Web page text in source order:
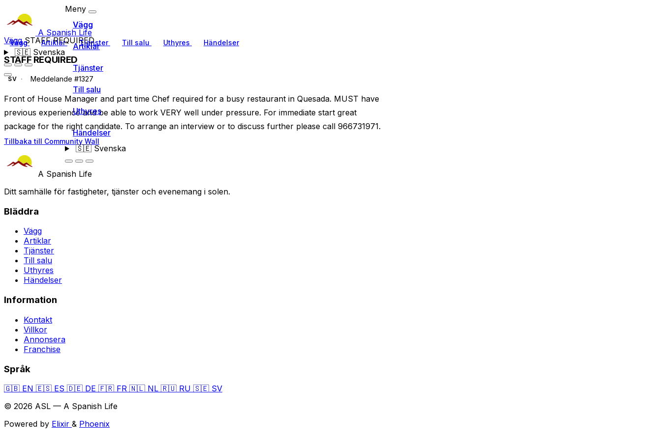
A Spanish Life
Vägg Artiklar Tjänster Till salu Uthyres Händelser
🇸🇪Svenska
Meny
Vägg
Artiklar
Tjänster
Till salu
Uthyres
Händelser
🇸🇪Svenska
VäggSTAFF REQUIRED
STAFF REQUIRED
SV Meddelande #1327
Front of House Manager and part time Chef required for a busy restaurant in Quesada. MUST have
previous experience and be able to work VERY well under pressure. For immediate start great
package for the right candidate. To arrange an interview or to discuss further please call 966731971.
Tillbaka till Community Wall
A Spanish Life
Ditt samhälle för fastigheter, tjänster och evenemang i solen.
Bläddra
Vägg
Artiklar
Tjänster
Till salu
Uthyres
Händelser
Information
Kontakt
Villkor
Annonsera
Franchise
Språk
🇬🇧 EN 🇪🇸 ES 🇩🇪 DE 🇫🇷 FR 🇳🇱 NL 🇷🇺 RU 🇸🇪 SV
© 2026 ASL — A Spanish Life
Powered by Elixir & Phoenix